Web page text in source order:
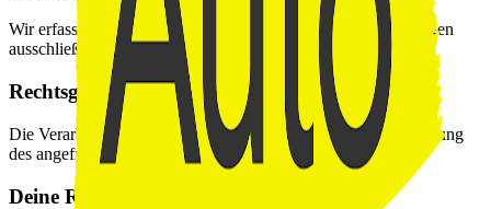
Wir erfassen Name, Telefon, Zulassung und Fahrzeugunterlagen
ausschließlich für Bewertung und Ankauf.
Rechtsgrundlage
Die Verarbeitung erfolgt im berechtigten Interesse an der Leistung
des angefragten Services und der Vertragserfüllung.
Deine Rechte